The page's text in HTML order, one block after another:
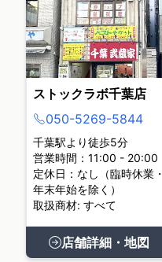
ストックラボ千葉店
050-5269-5844
千葉駅より徒歩5分
営業時間：11:00 - 20:00
定休日：なし（臨時休業・
年末年始を除く）
取扱商材: すべて
店舗詳細・地図